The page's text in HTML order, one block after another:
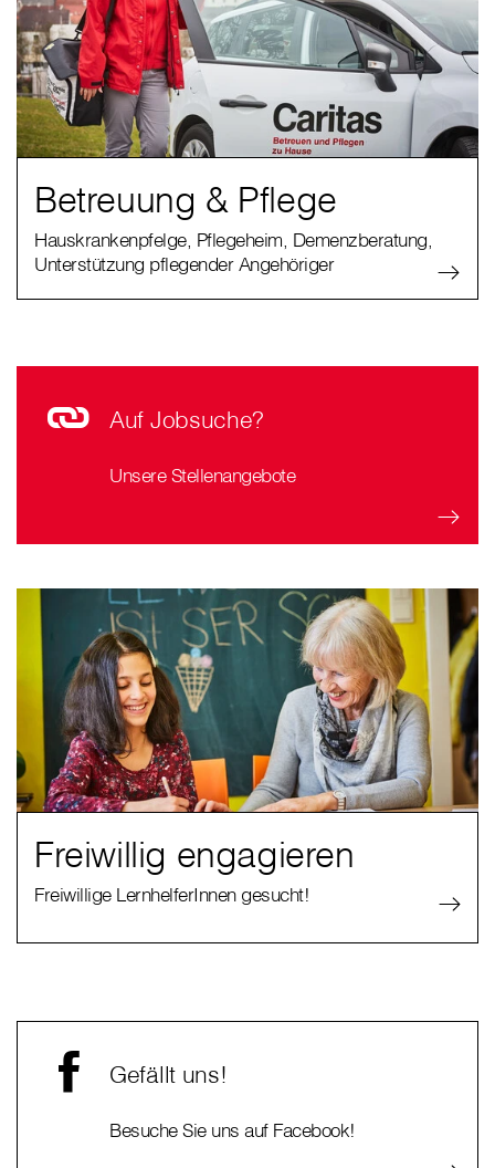
Betreuung & Pflege
Hauskrankenpfelge, Pflegeheim, Demenzberatung,
Unterstützung pflegender Angehöriger
Auf Jobsuche?
Unsere Stellenangebote
Freiwillig engagieren
Freiwillige LernhelferInnen gesucht!
Gefällt uns!
Besuche Sie uns auf Facebook!